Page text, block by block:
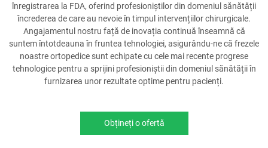
înregistrarea la FDA, oferind profesioniștilor din domeniul sănătății
încrederea de care au nevoie în timpul intervențiilor chirurgicale.
Angajamentul nostru față de inovația continuă înseamnă că
suntem întotdeauna în fruntea tehnologiei, asigurându-ne că frezele
noastre ortopedice sunt echipate cu cele mai recente progrese
tehnologice pentru a sprijini profesioniștii din domeniul sănătății în
furnizarea unor rezultate optime pentru pacienți.
Obțineți o ofertă